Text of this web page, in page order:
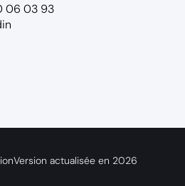
vos préférences pour
06 03 93
Version actualisée en 2026